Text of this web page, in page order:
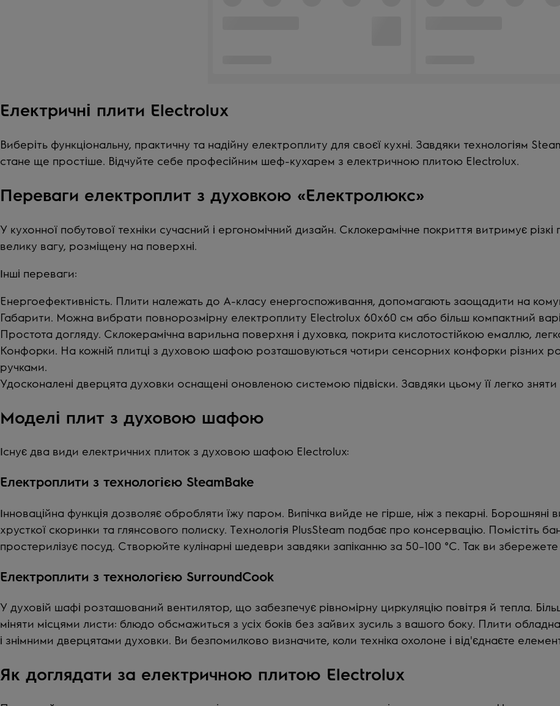
Електричні плити Electrolux
Виберіть функціональну, практичну та надійну електроплиту для своєї кухні. Завдяки технологіям
стане ще простіше. Відчуйте себе професійним шеф-кухарем з електричною плитою Electrolux.
Переваги електроплит з духовкою «Електролюкс»
У кухонної побутової техніки сучасний і ергономічний дизайн. Склокерамічне покриття витримує
велику вагу, розміщену на поверхні.
Інші переваги:
Енергоефективність. Плити належать до А-класу енергоспоживання, допомагають заощадити на
Габарити. Можна вибрати повнорозмірну електроплиту Electrolux 60x60 см або більш компактний
Простота догляду. Склокерамічна варильна поверхня і духовка, покрита кислотостійкою емаллю,
Конфорки. На кожній плитці з духовою шафою розташовуються чотири сенсорних конфорки різних
ручками.
Удосконалені дверцята духовки оснащені оновленою системою підвіски. Завдяки цьому її легко
Моделі плит з духовою шафою
Існує два види електричних плиток з духовою шафою Electrolux:
Електроплити з технологією SteamBake
Інноваційна функція дозволяє обробляти їжу паром. Випічка вийде не гірше, ніж з пекарні. Борошняні
хрусткої скоринки та глянсового полиску. Технологія PlusSteam подбає про консервацію. Помістіть
простерилізує посуд. Створюйте кулінарні шедеври завдяки запіканню за 50–100 °C. Так ви збережете
Електроплити з технологією SurroundCook
У духовій шафі розташований вентилятор, що забезпечує рівномірну циркуляцію повітря й тепла.
міняти місцями листи: блюдо обсмажиться з усіх боків без зайвих зусиль з вашого боку. Плити
і знімними дверцятами духовки. Ви безпомилково визначите, коли техніка охолоне і від'єднаєте
Як доглядати за електричною плитою Electrolux